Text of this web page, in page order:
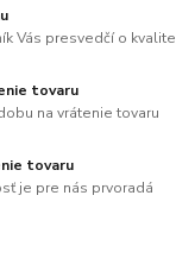
Vás presvedčí o kvalite
tovaru
na vrátenie tovaru
tovaru
je pre nás prvoradá